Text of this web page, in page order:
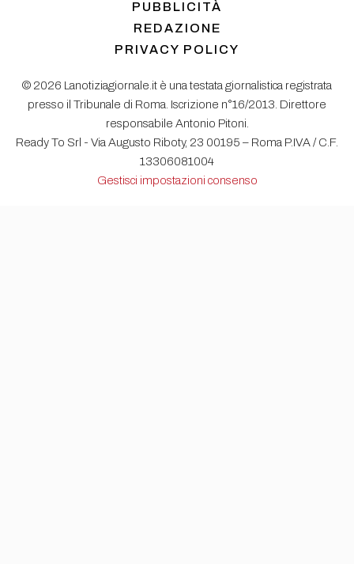
PUBBLICITÀ
REDAZIONE
PRIVACY POLICY
© 2026 Lanotiziagiornale.it è una testata giornalistica registrata
presso il Tribunale di Roma. Iscrizione n°16/2013. Direttore
responsabile Antonio Pitoni.
Ready To Srl - Via Augusto Riboty, 23 00195 – Roma P.IVA / C.F.
13306081004
Gestisci impostazioni consenso